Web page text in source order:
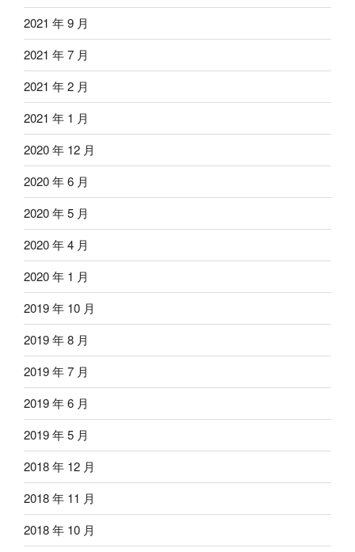
2021 年 9 月
2021 年 7 月
2021 年 2 月
2021 年 1 月
2020 年 12 月
2020 年 6 月
2020 年 5 月
2020 年 4 月
2020 年 1 月
2019 年 10 月
2019 年 8 月
2019 年 7 月
2019 年 6 月
2019 年 5 月
2018 年 12 月
2018 年 11 月
2018 年 10 月